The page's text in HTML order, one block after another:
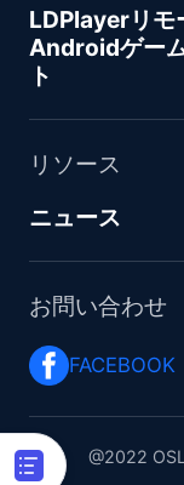
LDPlayerリモ
Androidゲー
ト
リソース
ニュース
お問い合わせ
FACEBOOK
@2022